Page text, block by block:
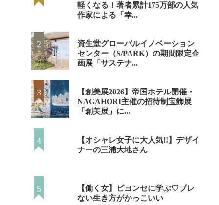
軽くなる！著者累計175万部の人気
作家による「幸...
資生堂グローバルイノベーション
センター（S/PARK）の期間限定企
画展「サステナ...
【創美展2026】帝国ホテル開催・
NAGAHORI主催の招待制宝飾展
「創美展」に...
【オシャレ女子に大人気!!】デザイ
ナーの三浦大地さん
【働く女】ビヨンセに学ぶ♡ブレ
ない生き方がかっこいい